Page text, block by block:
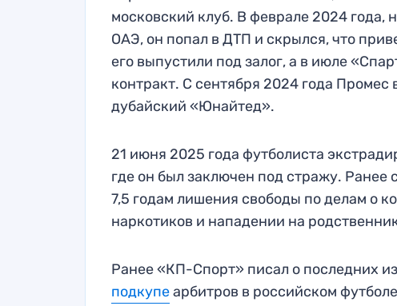
московский клуб. В феврале 2024 года,
ОАЭ, он попал в ДТП и скрылся, что
его выпустили под залог, а в июле
контракт. С сентября 2024 года Промес
дубайский «Юнайтед».
21 июня 2025 года футболиста
где он был заключен под стражу. Ранее
7,5 годам лишения свободы по делам о
наркотиков и нападении на
Ранее «КП-Спорт» писал о последних
подкупеарбитров в российском